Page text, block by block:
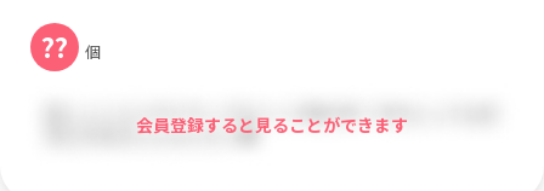
?? 個
会員登録すると見ることができます